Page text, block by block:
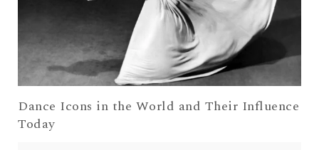
Dance Icons in the World and Their Influence
Today